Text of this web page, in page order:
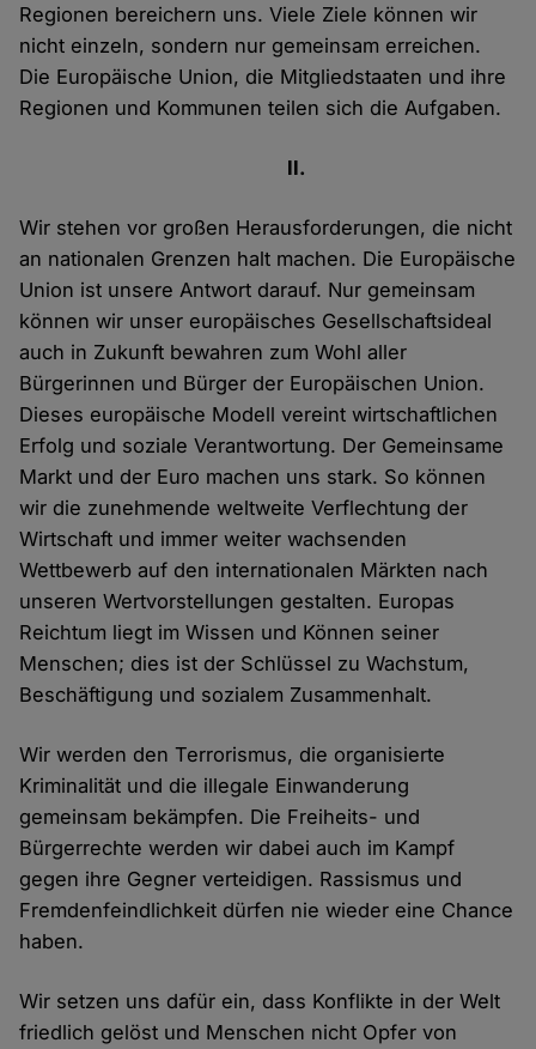
Regionen bereichern uns. Viele Ziele können wir
nicht einzeln, sondern nur gemeinsam erreichen.
Die Europäische Union, die Mitgliedstaaten und ihre
Regionen und Kommunen teilen sich die Aufgaben.
II.
Wir stehen vor großen Herausforderungen, die nicht
an nationalen Grenzen halt machen. Die Europäische
Union ist unsere Antwort darauf. Nur gemeinsam
können wir unser europäisches Gesellschaftsideal
auch in Zukunft bewahren zum Wohl aller
Bürgerinnen und Bürger der Europäischen Union.
Dieses europäische Modell vereint wirtschaftlichen
Erfolg und soziale Verantwortung. Der Gemeinsame
Markt und der Euro machen uns stark. So können
wir die zunehmende weltweite Verflechtung der
Wirtschaft und immer weiter wachsenden
Wettbewerb auf den internationalen Märkten nach
unseren Wertvorstellungen gestalten. Europas
Reichtum liegt im Wissen und Können seiner
Menschen; dies ist der Schlüssel zu Wachstum,
Beschäftigung und sozialem Zusammenhalt.
Wir werden den Terrorismus, die organisierte
Kriminalität und die illegale Einwanderung
gemeinsam bekämpfen. Die Freiheits- und
Bürgerrechte werden wir dabei auch im Kampf
gegen ihre Gegner verteidigen. Rassismus und
Fremdenfeindlichkeit dürfen nie wieder eine Chance
haben.
Wir setzen uns dafür ein, dass Konflikte in der Welt
friedlich gelöst und Menschen nicht Opfer von